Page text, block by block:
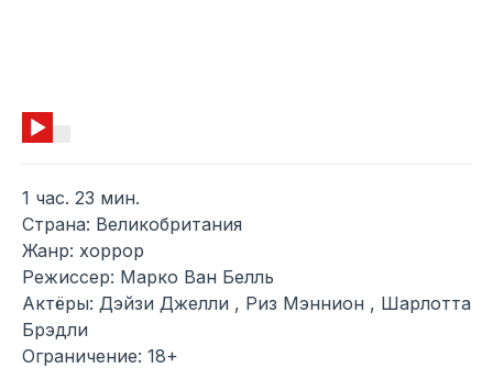
1 час. 23 мин.
Страна: Великобритания
Жанр: хоррор
Режиссер: Марко Ван Белль
Актёры: Дэйзи Джелли , Риз Мэннион , Шарлотта
Брэдли
Ограничение: 18+